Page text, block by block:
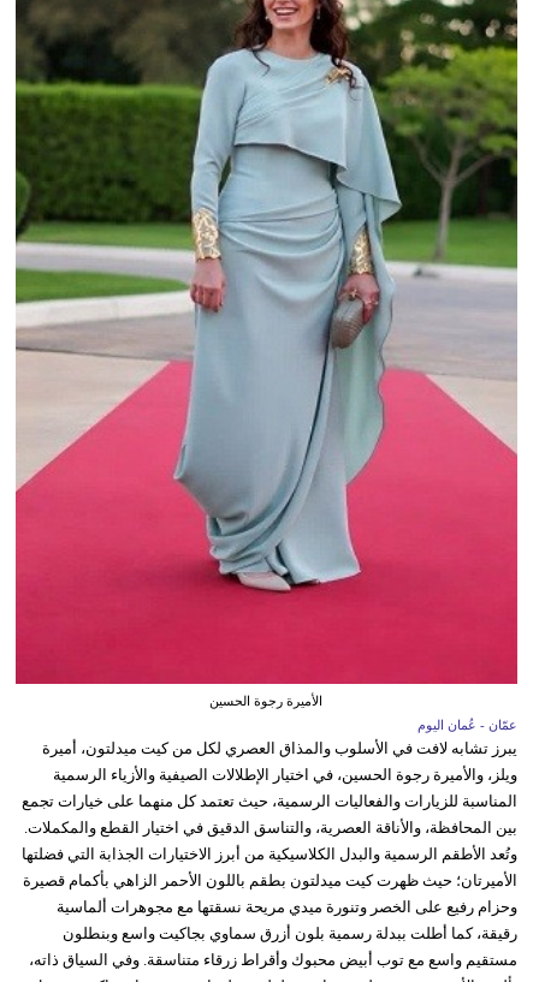
الأميرة رجوة الحسين
عمّان - عُمان اليوم
يبرز تشابه لافت في الأسلوب والمذاق العصري لكل من كيت ميدلتون، أميرة
ويلز، والأميرة رجوة الحسين، في اختيار الإطلالات الصيفية والأزياء الرسمية
المناسبة للزيارات والفعاليات الرسمية، حيث تعتمد كل منهما على خيارات تجمع
بين المحافظة، والأناقة العصرية، والتناسق الدقيق في اختيار القطع والمكملات.
وتُعد الأطقم الرسمية والبدل الكلاسيكية من أبرز الاختيارات الجذابة التي فضلتها
الأميرتان؛ حيث ظهرت كيت ميدلتون بطقم باللون الأحمر الزاهي بأكمام قصيرة
وحزام رفيع على الخصر وتنورة ميدي مريحة نسقتها مع مجوهرات ألماسية
رقيقة، كما أطلت ببدلة رسمية بلون أزرق سماوي بجاكيت واسع وبنطلون
مستقيم واسع مع توب أبيض محبوك وأقراط زرقاء متناسقة. وفي السياق ذاته،